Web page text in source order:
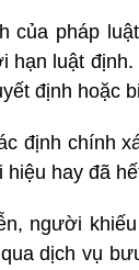
của pháp
hạn luật
định hoặc
định chính
hiệu hay đã
người
dịch vụ